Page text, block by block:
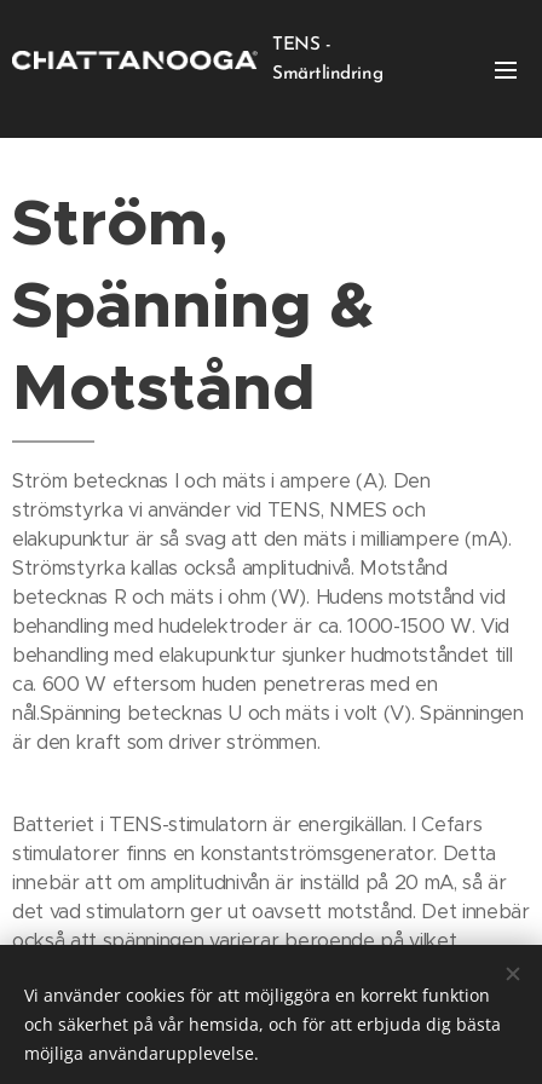
TENS -
Smärtlindring
Ström,
Spänning &
Motstånd
Ström betecknas I och mäts i ampere (A). Den
strömstyrka vi använder vid TENS, NMES och
elakupunktur är så svag att den mäts i milliampere (mA).
Strömstyrka kallas också amplitudnivå. Motstånd
betecknas R och mäts i ohm (W). Hudens motstånd vid
behandling med hudelektroder är ca. 1000-1500 W. Vid
behandling med elakupunktur sjunker hudmotståndet till
ca. 600 W eftersom huden penetreras med en
nål.Spänning betecknas U och mäts i volt (V). Spänningen
är den kraft som driver strömmen.
Batteriet i TENS-stimulatorn är energikällan. I Cefars
stimulatorer finns en konstantströmsgenerator. Detta
innebär att om amplitudnivån är inställd på 20 mA, så är
det vad stimulatorn ger ut oavsett motstånd. Det innebär
också att spänningen varierar beroende på vilket
spänning och motstånd bildar Ohms lag: U = R x I
Vi använder cookies för att möjliggöra en korrekt funktion
och säkerhet på vår hemsida, och för att erbjuda dig bästa
möjliga användarupplevelse.